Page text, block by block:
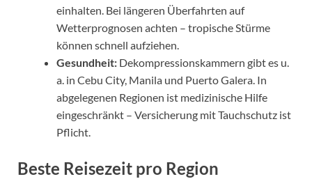
einhalten. Bei längeren Überfahrten auf
Wetterprognosen achten – tropische Stürme
können schnell aufziehen.
Gesundheit: Dekompressionskammern gibt es u.
a. in Cebu City, Manila und Puerto Galera. In
abgelegenen Regionen ist medizinische Hilfe
eingeschränkt – Versicherung mit Tauchschutz ist
Pflicht.
Beste Reisezeit pro Region